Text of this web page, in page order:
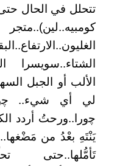
تتحلل في الحال
الشتاء..سويسرا
الألب أو الجبل
لي أي شيء..
ﭼورا..ورحتُ أردد
يَنْتَهِ بعْدُ من
تَأمُّلها..حتى